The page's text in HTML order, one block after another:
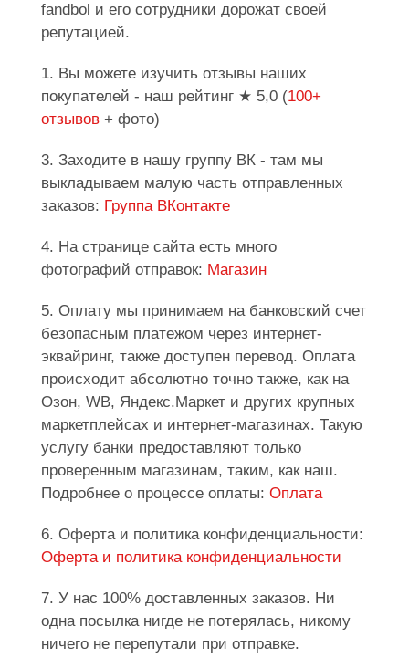
fandbol и его сотрудники дорожат своей
репутацией.
1. Вы можете изучить отзывы наших
покупателей - наш рейтинг ★ 5,0 (100+
отзывов + фото)
3. Заходите в нашу группу ВК - там мы
выкладываем малую часть отправленных
заказов: Группа ВКонтакте
4. На странице сайта есть много
фотографий отправок: Магазин
5. Оплату мы принимаем на банковский счет
безопасным платежом через интернет-
эквайринг, также доступен перевод. Оплата
происходит абсолютно точно также, как на
Озон, WB, Яндекс.Маркет и других крупных
маркетплейсах и интернет-магазинах. Такую
услугу банки предоставляют только
проверенным магазинам, таким, как наш.
Подробнее о процессе оплаты: Оплата
6. Оферта и политика конфиденциальности:
Оферта и политика конфиденциальности
7. У нас 100% доставленных заказов. Ни
одна посылка нигде не потерялась, никому
ничего не перепутали при отправке.